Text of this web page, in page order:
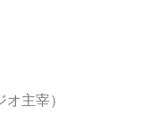
主宰）